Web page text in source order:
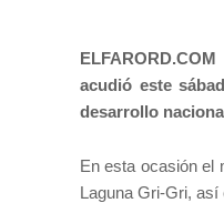
acudió este
desarrollo
En esta ocasión el
Laguna Gri-Gri,